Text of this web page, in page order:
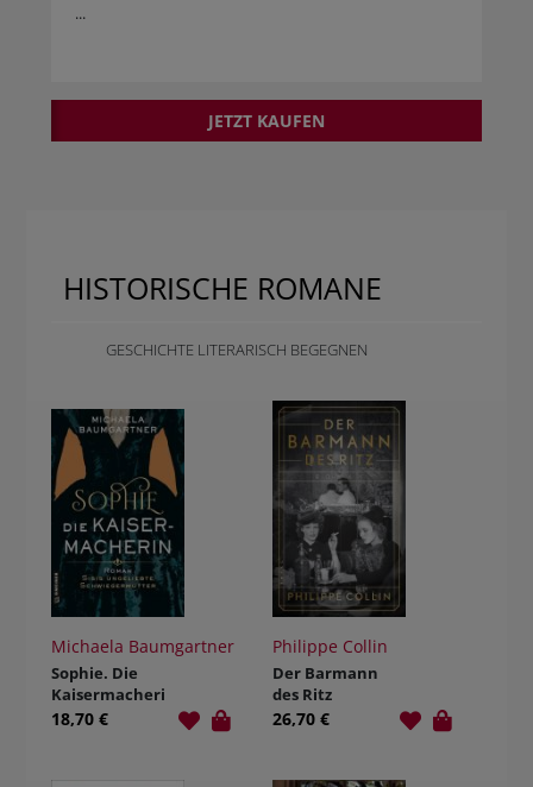
...
JETZT KAUFEN
HISTORISCHE ROMANE
GESCHICHTE LITERARISCH BEGEGNEN
Michaela Baumgartner
Sophie. Die
Kaisermacheri
n
18,70 €
Philippe Collin
Der Barmann
des Ritz
26,70 €